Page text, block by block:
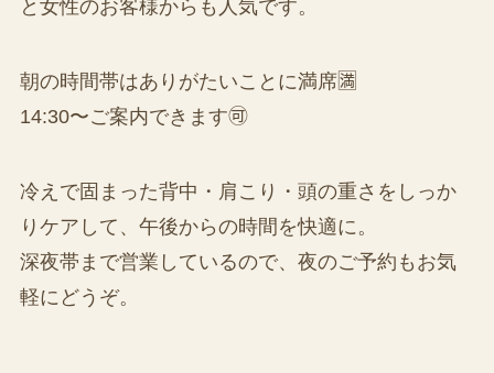
と女性のお客様からも人気です。
朝の時間帯はありがたいことに満席🈵
14:30〜ご案内できます🉑
冷えで固まった背中・肩こり・頭の重さをしっか
りケアして、午後からの時間を快適に。
深夜帯まで営業しているので、夜のご予約もお気
軽にどうぞ。